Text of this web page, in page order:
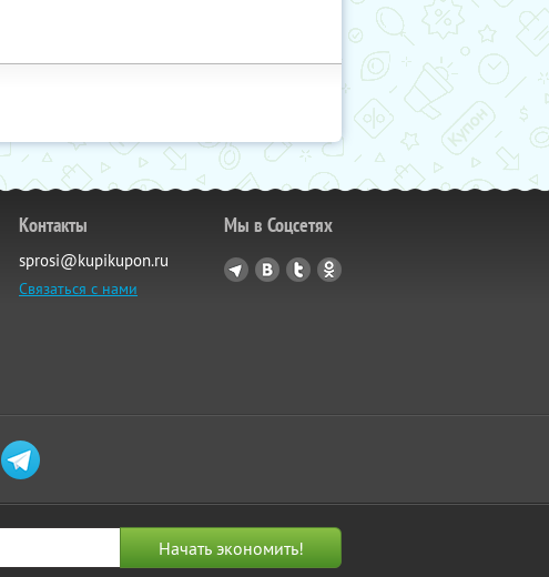
Контакты
sprosi@kupikupon.ru
Связаться с нами
Мы в Соцсетях